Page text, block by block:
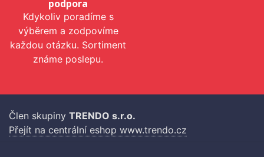
podpora
Kdykoliv poradíme s
výběrem a zodpovíme
každou otázku. Sortiment
známe poslepu.
Člen skupiny TRENDO s.r.o.
Přejít na centrální eshop www.trendo.cz